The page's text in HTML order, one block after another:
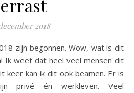
2018
Ik weet dat heel veel mensen dit
keer kan ik dit ook beamen. Er is
privé én werkleven. Veel